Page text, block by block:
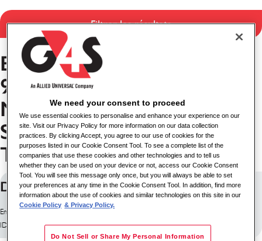
Filtrer les résultats
Emplois à WA 0852 2611
9277 Harga Paket Pasang
Moulding Tembok
Sukamulya Kabupaten
Tangerang
Delivery Driver (Nights)
Emplacement: Édimbourg, Royaume-Uni
ID du poste: 10260
We need your consent to proceed
We use essential cookies to personalise and enhance your experience on our
site. Visit our Privacy Policy for more information on our data collection
practices. By clicking Accept, you agree to our use of cookies for the
purposes listed in our Cookie Consent Tool. To see a complete list of the
companies that use these cookies and other technologies and to tell us
whether they can be used on your device or not, access our Cookie Consent
Tool. You will see this message only once, but you will always be able to set
your preferences at any time in the Cookie Consent Tool. In addition, find more
information about the use of cookies and similar technologies on this site in our
Cookie Policy & Privacy Policy.
Do Not Sell or Share My Personal Information